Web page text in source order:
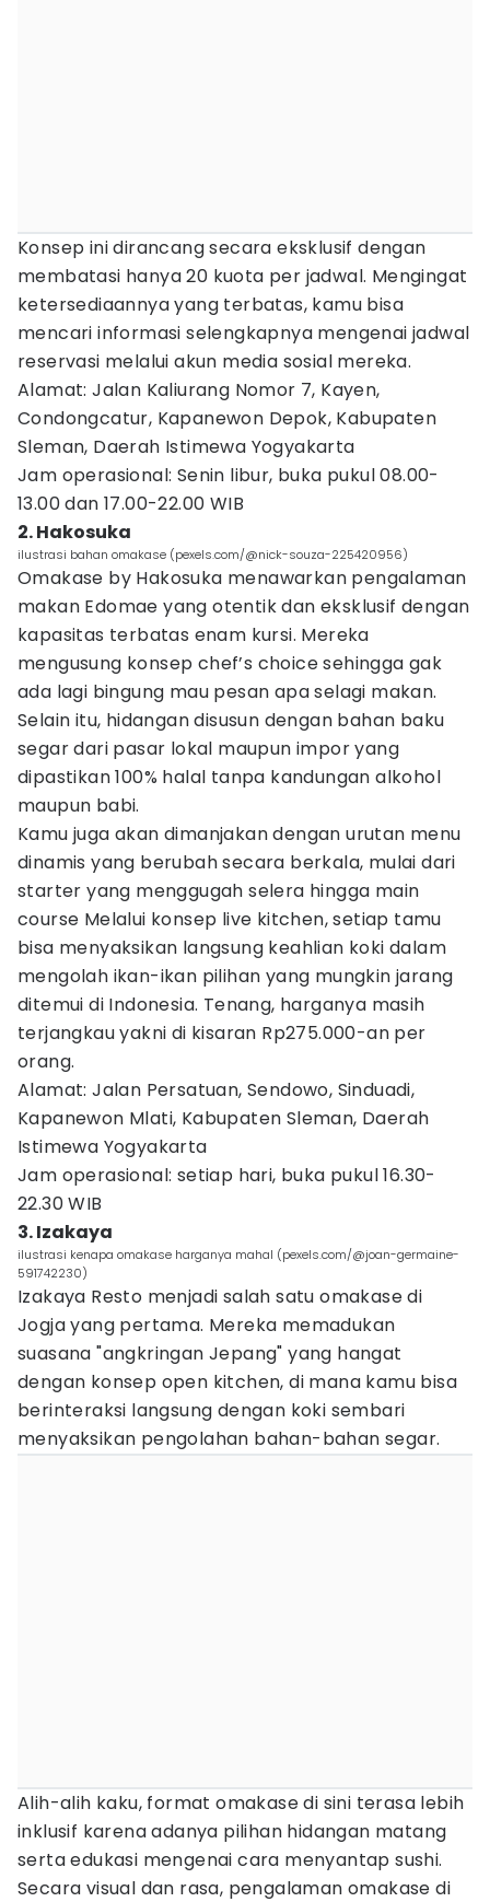
Konsep ini dirancang secara eksklusif dengan
membatasi hanya 20 kuota per jadwal. Mengingat
ketersediaannya yang terbatas, kamu bisa
mencari informasi selengkapnya mengenai jadwal
reservasi melalui akun media sosial mereka.
Alamat: Jalan Kaliurang Nomor 7, Kayen,
Condongcatur, Kapanewon Depok, Kabupaten
Sleman, Daerah Istimewa Yogyakarta
Jam operasional: Senin libur, buka pukul 08.00-
13.00 dan 17.00-22.00 WIB
2. Hakosuka
ilustrasi bahan omakase (pexels.com/@nick-souza-225420956)
Omakase by Hakosuka menawarkan pengalaman
makan Edomae yang otentik dan eksklusif dengan
kapasitas terbatas enam kursi. Mereka
mengusung konsep chef’s choice sehingga gak
ada lagi bingung mau pesan apa selagi makan.
Selain itu, hidangan disusun dengan bahan baku
segar dari pasar lokal maupun impor yang
dipastikan 100% halal tanpa kandungan alkohol
maupun babi.
Kamu juga akan dimanjakan dengan urutan menu
dinamis yang berubah secara berkala, mulai dari
starter yang menggugah selera hingga main
course Melalui konsep live kitchen, setiap tamu
bisa menyaksikan langsung keahlian koki dalam
mengolah ikan-ikan pilihan yang mungkin jarang
ditemui di Indonesia. Tenang, harganya masih
terjangkau yakni di kisaran Rp275.000-an per
orang.
Alamat: Jalan Persatuan, Sendowo, Sinduadi,
Kapanewon Mlati, Kabupaten Sleman, Daerah
Istimewa Yogyakarta
Jam operasional: setiap hari, buka pukul 16.30-
22.30 WIB
3. Izakaya
ilustrasi kenapa omakase harganya mahal (pexels.com/@joan-germaine-
591742230)
Izakaya Resto menjadi salah satu omakase di
Jogja yang pertama. Mereka memadukan
suasana "angkringan Jepang" yang hangat
dengan konsep open kitchen, di mana kamu bisa
berinteraksi langsung dengan koki sembari
menyaksikan pengolahan bahan-bahan segar.
Alih-alih kaku, format omakase di sini terasa lebih
inklusif karena adanya pilihan hidangan matang
serta edukasi mengenai cara menyantap sushi.
Secara visual dan rasa, pengalaman omakase di